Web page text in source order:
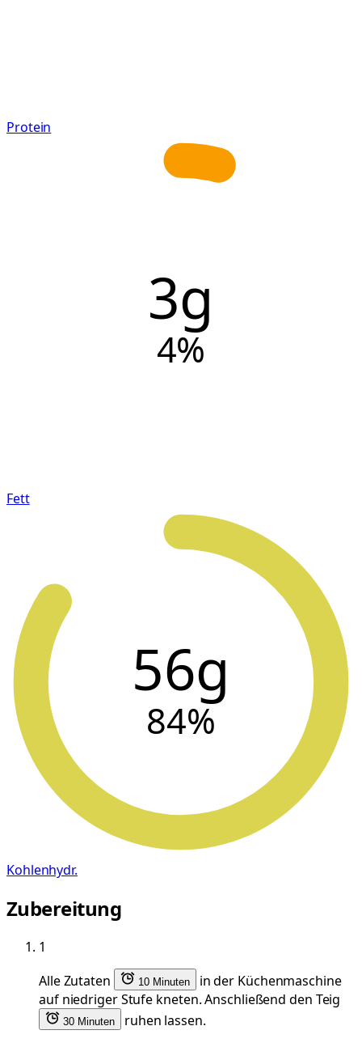
Protein
3g
4%
Fett
56g
84%
Kohlenhydr.
Zubereitung
1
Alle Zutaten
10 Minuten
in der Küchenmaschine
auf niedriger Stufe kneten. Anschließend den Teig
30 Minuten
ruhen lassen.